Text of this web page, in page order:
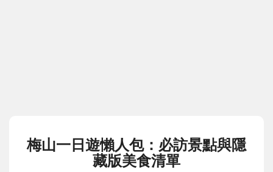
梅山一日遊懶人包：必訪景點與隱
藏版美食清單